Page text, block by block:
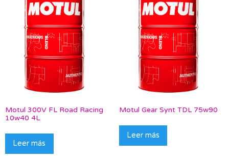
Motul 300V FL Road Racing
10w40 4L
Leer más
Motul Gear Synt TDL 75w90
Leer más